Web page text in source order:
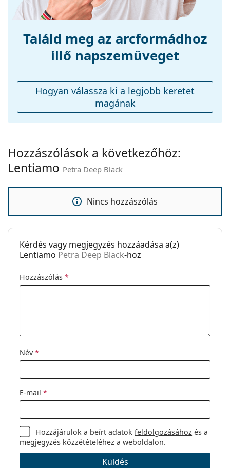
Fedezze fel anapszemüveg
kínálatot, hogy további
Súly:
200 g
Állítható orrpárna:
Rugós zsanér:
Nem
Tok:
Igen
Tisztítókendő:
Egyéb
Kategória:
Napszemüvegek
Márka:
Lentiamo
Használat:
Divat
Petra Deep Black
Dioptriás
kivitelben
elérhető:
Nem
Találd meg az arcformádhoz
illő napszemüveget
Hogyan válassza ki a legjobb keretet
magának
Hozzászólások a következőhöz:
Lentiamo Petra Deep Black
Nincs hozzászólás
Kérdés vagy megjegyzés hozzáadása a(z)
Lentiamo Petra Deep Black-hoz
Hozzászólás *
Név *
E-mail *
Hozzájárulok a beírt adatokfeldolgozásához és a
megjegyzés közzétételéhez a weboldalon.
Küldés